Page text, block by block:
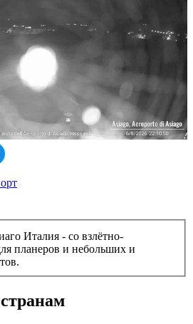
Италия - со взлётно-
планеров и небольших и